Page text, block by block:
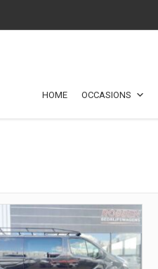
HOME OCCASIONS